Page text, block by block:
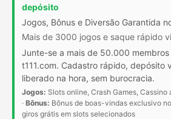
depósito
Jogos, Bônus e Diversão Garantida
Mais de 3000 jogos e saque rápido
Junte-se a mais de 50.000
t111.com. Cadastro rápido, depósito
liberado na hora, sem burocracia.
Jogos: Slots online, Crash Games,
· Bônus: Bônus de boas-vindas exclusivo
giros grátis em slots selecionados